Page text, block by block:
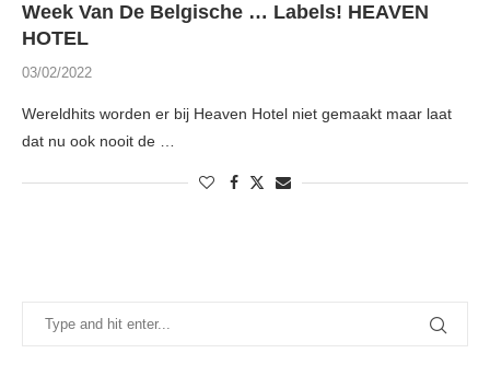
Week Van De Belgische … Labels! HEAVEN
HOTEL
03/02/2022
Wereldhits worden er bij Heaven Hotel niet gemaakt maar laat
dat nu ook nooit de …